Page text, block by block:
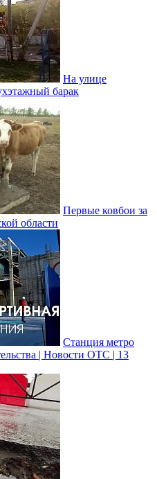
На улице
барак
Первые ковбои за
области
Станция метро
| Новости ОТС | 13